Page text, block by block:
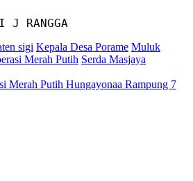
RANGGA
sigi Kepala Desa Porame Muluk
Merah Putih Serda Masjaya
Merah Putih Hungayonaa Rampung 7